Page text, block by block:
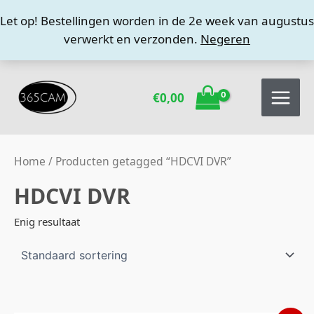
Let op! Bestellingen worden in de 2e week van augustus
verwerkt en verzonden. Negeren
naar
inhoud
€0,00
Home / Producten getagged “HDCVI DVR”
HDCVI DVR
Enig resultaat